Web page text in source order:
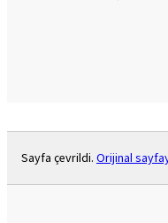
Sayfa çevrildi. Orijinal